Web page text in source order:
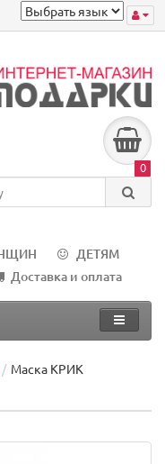
0
ДЕТЯМ
Доставка и оплата
Маска КРИК